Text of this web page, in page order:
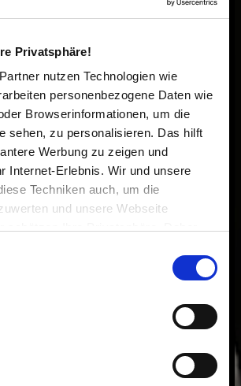
Privatsphäre!
nutzen Technologien wie
personenbezogene Daten wie
Browserinformationen, um die
sehen, zu personalisieren. Das hilft
Werbung zu zeigen und
Internet-Erlebnis. Wir und unsere
Techniken auch, um die
und unsere Webseite